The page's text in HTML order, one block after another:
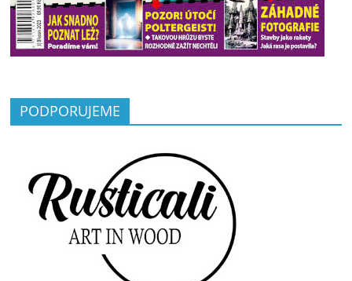
PODPORUJEME